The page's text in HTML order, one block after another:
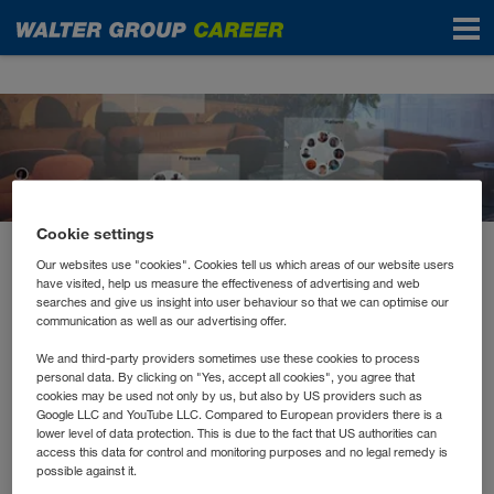
News
May 2021
Sprachenabende
Wir sprechen in der WALTER GROUP über 35 Sprachen.
Über 300 Kolleg*innen besuchen aktuell einen
unternehmensinternen Sprachkurs. Man merkt,Sprachen
spielen bei uns eine wichtige Rolle.Warum? Weil wir
mit unseren Kunden, Händler- und Transportpartner in
Cookie settings
Our websites use "cookies". Cookies tell us which areas of our website users
have visited, help us measure the effectiveness of advertising and web
searches and give us insight into user behaviour so that we can optimise our
communication as well as our advertising offer.
We and third-party providers sometimes use these cookies to process
personal data. By clicking on "Yes, accept all cookies", you agree that
cookies may be used not only by us, but also by US providers such as
Google LLC and YouTube LLC. Compared to European providers there is a
lower level of data protection. This is due to the fact that US authorities can
access this data for control and monitoring purposes and no legal remedy is
possible against it.